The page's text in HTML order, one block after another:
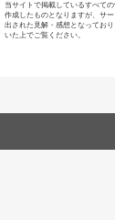
当サイトで掲載しているすべて
作成したものとなりますが、サ
出された見解・感想となってお
いた上でご覧ください。